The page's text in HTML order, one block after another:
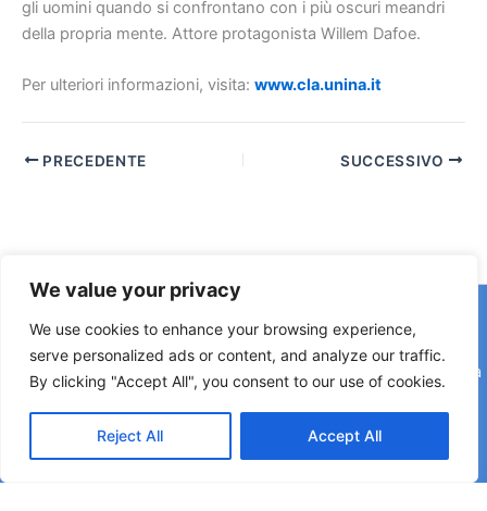
We value your privacy
We use cookies to enhance your browsing experience,
serve personalized ads or content, and analyze our traffic.
By clicking "Accept All", you consent to our use of cookies.
Reject All Accept All
gli uomini quando si confrontano con i più oscuri meandri
della propria mente. Attore protagonista Willem Dafoe.
Per ulteriori informazioni, visita: www.cla.unina.it
PRECEDENTE SUCCESSIVO
Copyright © 2026 © F2 Radio Lab - Università degli Studi di
Napoli Federico II è una testata registrata presso il Tribunale di
Napoli. Aut. n.58 30-06-2006 Licenza SIAE n. 508/I/639 Società